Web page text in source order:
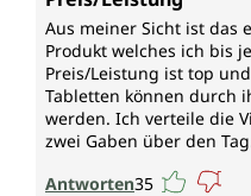
Aus meiner Sicht ist das
Produkt welches ich bis
Preis/Leistung ist top
Tabletten können durch
werden. Ich verteile die
zwei Gaben über den
Antworten35